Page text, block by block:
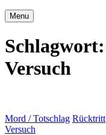
Menu
Schlagwort:
Versuch
Mord / Totschlag Rücktritt
Versuch